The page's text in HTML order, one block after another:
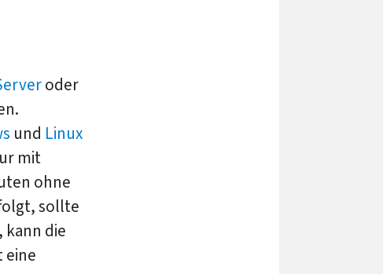
oder
und Linux
mit
ohne
sollte
die
eine